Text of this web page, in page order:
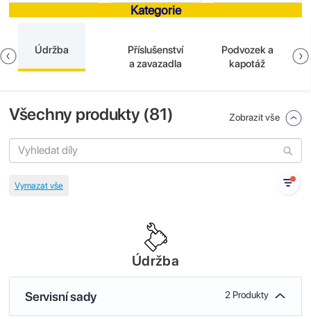
Kategorie
Údržba
Příslušenství
a zavazadla
Podvozek a
kapotáž
Všechny produkty (81) Zobrazit vše
Údržba
Servisní sady 2 Produkty